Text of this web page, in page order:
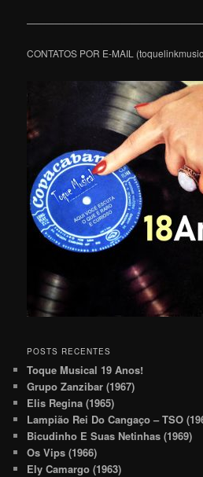
CONTATOS POR E-MAIL
POSTS RECENTES
Toque Musical 19 Anos!
Grupo Zanzibar (1967)
Elis Regina (1965)
Lampião Rei Do Cangaço – TSO
Bicudinho E Suas Netinhas (1969)
Os Vips (1966)
Ely Camargo (1963)